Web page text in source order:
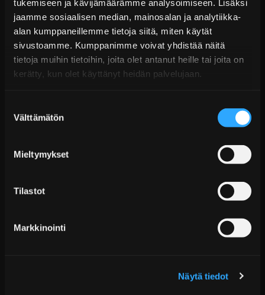
tukemiseen ja kävijämäärämme analysoimiseen. Lisäksi
jaamme sosiaalisen median, mainosalan ja analytiikka-
alan kumppaneillemme tietoja siitä, miten käytät
sivustoamme. Kumppanimme voivat yhdistää näitä
tietoja muihin tietoihin, joita olet antanut heille tai joita on
kerätty, kun olet käyttänyt heidän palvelujaan.
valinta
Välttämätön
Mieltymykset
Tilastot
Markkinointi
Näytä tiedot
Päävaraston tuotteet 7 arkipäivässä
Jälkitoimitustuotteet noin 20 arkipäivässä
Ilmainen toimitus yli 300 € tilauksiin
14 päivän palautusoikeus
Sähköposti:asiakaspalvelu@tpwparts.com
Puhelin:+358 449011828
S-Tech -jouset
D2 Circuit Coiloverit BMW 3-sarja E36 (1990–1998)
Toimitus arviolta 20 arkipäivää (jälkitoimitus)